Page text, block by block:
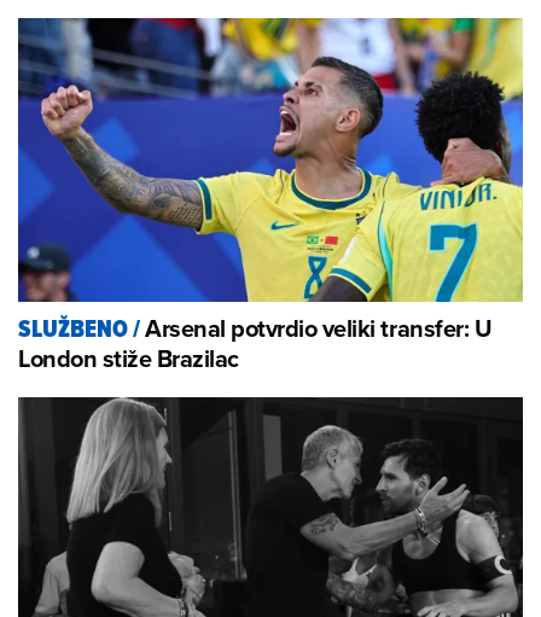
SLUŽBENO/Arsenal potvrdio veliki transfer: U
London stiže Brazilac